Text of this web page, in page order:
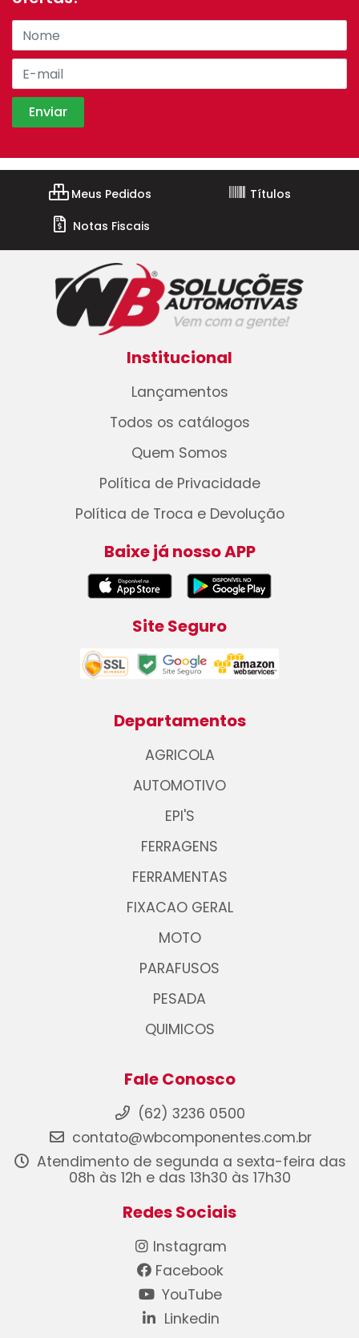
Meus Pedidos
Títulos
Notas Fiscais
Institucional
Lançamentos
Todos os catálogos
Quem Somos
Política de Privacidade
Política de Troca e Devolução
Baixe já nosso APP
Site Seguro
Departamentos
AGRICOLA
AUTOMOTIVO
EPI'S
FERRAGENS
FERRAMENTAS
FIXACAO GERAL
MOTO
PARAFUSOS
PESADA
QUIMICOS
Fale Conosco
(62) 3236 0500
contato@wbcomponentes.com.br
Atendimento de segunda a sexta-feira das
08h às 12h e das 13h30 às 17h30
Redes Sociais
Instagram
Facebook
YouTube
Linkedin